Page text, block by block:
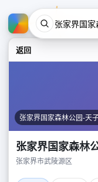
返回
张家界国家森林公园-天
张家界国家森林
张家界市武陵源区